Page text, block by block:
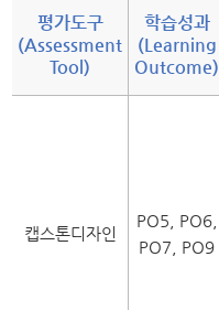
평가도구
(Assessment
Tool)
학습성과
(Learning
Outcome)
캡스톤디자인
PO5, PO6,
PO7, PO9